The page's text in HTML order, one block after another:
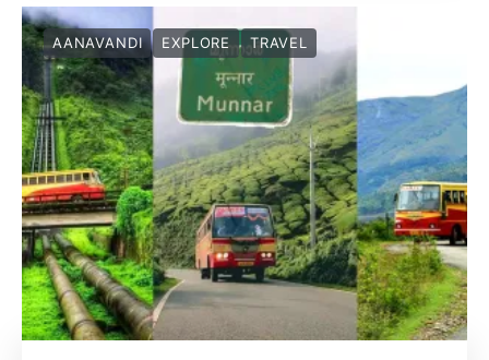
AANAVANDI EXPLORE TRAVEL